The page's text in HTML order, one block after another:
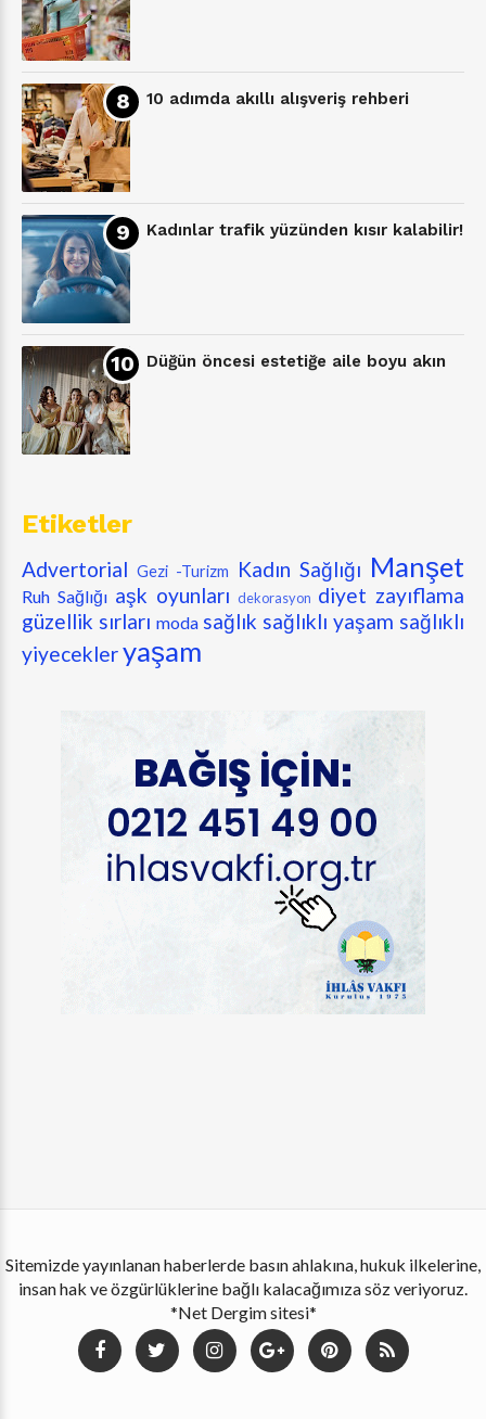
10 adımda akıllı alışveriş rehberi
Kadınlar trafik yüzünden kısır kalabilir!
Düğün öncesi estetiğe aile boyu akın
Etiketler
Advertorial Gezi -Turizm Kadın Sağlığı Manşet
Ruh Sağlığı aşk oyunları dekorasyon diyet zayıflama
güzellik sırları moda sağlık sağlıklı yaşam sağlıklı
yiyecekleryaşam
Sitemizde yayınlanan haberlerde basın ahlakına, hukuk ilkelerine,
insan hak ve özgürlüklerine bağlı kalacağımıza söz veriyoruz.
*Net Dergim sitesi*